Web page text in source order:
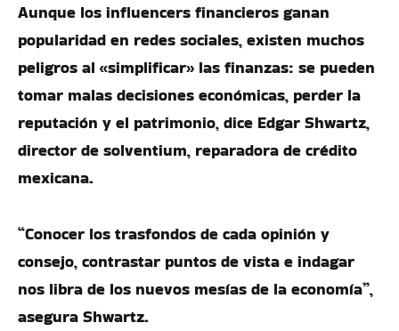
Aunque los influencers financieros ganan
popularidad en redes sociales, existen muchos
peligros al «simplificar» las finanzas: se pueden
tomar malas decisiones económicas, perder la
reputación y el patrimonio, dice Edgar Shwartz,
director de solventium, reparadora de crédito
mexicana.
“Conocer los trasfondos de cada opinión y
consejo, contrastar puntos de vista e indagar
nos libra de los nuevos mesías de la economía”,
asegura Shwartz.